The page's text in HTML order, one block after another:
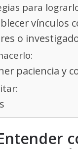
para
vínculos
o
paciencia y